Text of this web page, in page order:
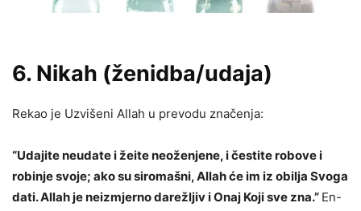
6. Nikah (ženidba/udaja)
Rekao je Uzvišeni Allah u prevodu značenja:
“Udajite neudate i žeite neoženjene, i čestite robove i
robinje svoje; ako su siromašni, Allah će im iz obilja Svoga
dati. Allah je neizmjerno darežljiv i Onaj Koji sve zna.” En-